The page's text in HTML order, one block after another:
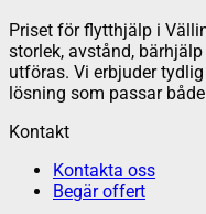
Priset för flytthjälp i
storlek, avstånd,
utföras. Vi erbjuder
lösning som passar
Kontakt
Kontakta oss
Begär offert